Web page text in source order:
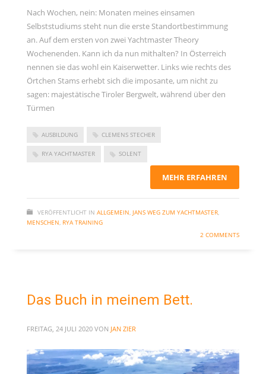
Nach Wochen, nein: Monaten meines einsamen
Selbststudiums steht nun die erste Standortbestimmung
an. Auf dem ersten von zwei Yachtmaster Theory
Wochenenden. Kann ich da nun mithalten? In Österreich
nennen sie das wohl ein Kaiserwetter. Links wie rechts des
Örtchen Stams erhebt sich die imposante, um nicht zu
sagen: majestätische Tiroler Bergwelt, während über den
Türmen
AUSBILDUNG CLEMENS STECHER
RYA YACHTMASTER SOLENT
MEHR ERFAHREN
VERÖFFENTLICHT IN ALLGEMEIN JANS WEG ZUM YACHTMASTER
MENSCHEN RYA TRAINING
2 COMMENTS
Das Buch in meinem Bett.
FREITAG, 24 JULI 2020 VON JAN ZIER